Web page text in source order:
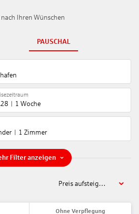
Ihren Wünschen
PAUSCHAL
1 Woche
1 Zimmer
Filter anzeigen
Preis aufsteigend
Ohne Verpflegung